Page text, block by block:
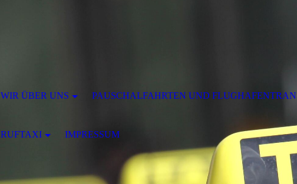
WIR ÜBER UNS PAUSCHALFAHRTEN UND
RUFTAXI IMPRESSUM